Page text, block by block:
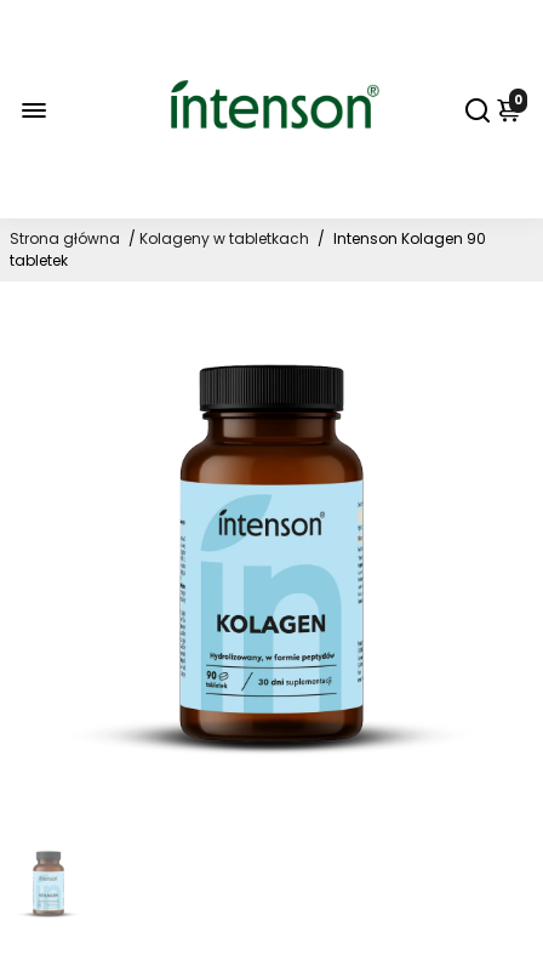
0
Strona główna / Kolageny w tabletkach / Intenson Kolagen 90
tabletek